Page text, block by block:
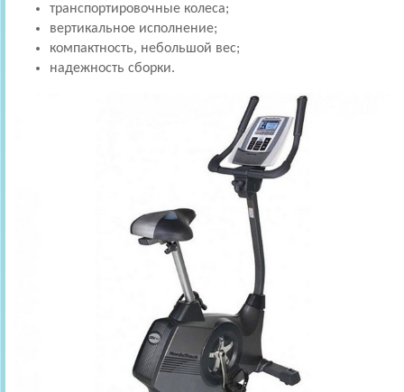
транспортировочные колеса;
вертикальное исполнение;
компактность, небольшой вес;
надежность сборки.